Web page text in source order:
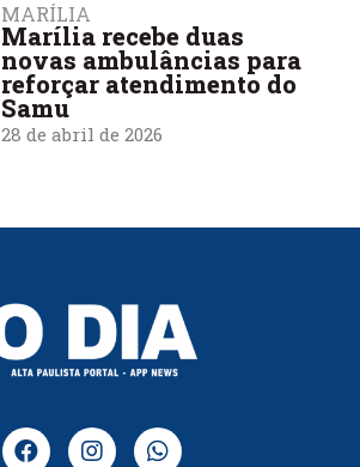
MARÍLIA
Marília recebe duas
novas ambulâncias para
reforçar atendimento do
Samu
28 de abril de 2026